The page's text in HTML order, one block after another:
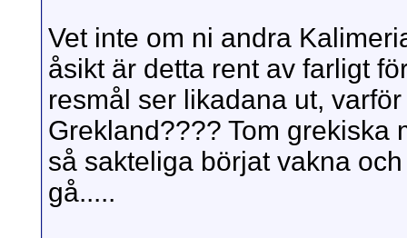
Vet inte om ni andra
åsikt är detta rent av farligt
resmål ser likadana ut,
Grekland???? Tom grekiska
så sakteliga börjat vakna
gå.....